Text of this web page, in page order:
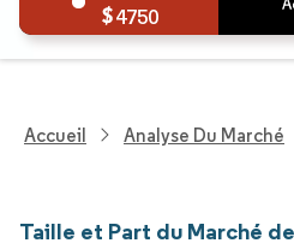
4750
Accueil Analyse Du Marché
Taille et Part du Marché